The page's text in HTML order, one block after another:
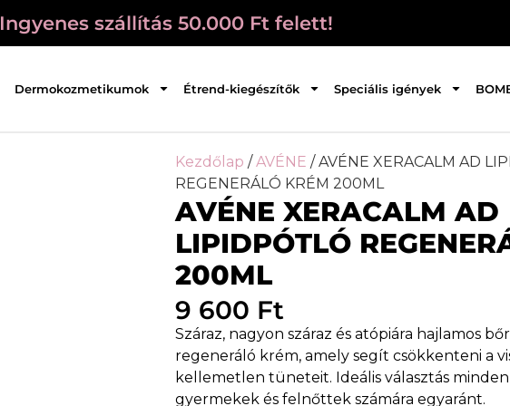
Ingyenes szállítás 50.000 Ft felett!
Dermokozmetikumok Étrend-kiegészítők Speciális igények
Kezdőlap /AVÉNE / AVÉNE XERACALM AD
REGENERÁLÓ KRÉM 200ML
AVÉNE XERACALM AD
LIPIDPÓTLÓ
200ML
9 600 Ft
Száraz, nagyon száraz és atópiára hajlamos
regeneráló krém, amely segít csökkenteni a
kellemetlen tüneteit. Ideális választás
gyermekek és felnőttek számára egyaránt.